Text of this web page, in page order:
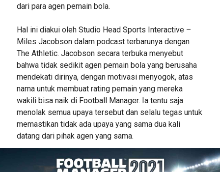
dari para agen pemain bola.
Hal ini diakui oleh Studio Head Sports Interactive –
Miles Jacobson dalam podcast terbarunya dengan
The Athletic. Jacobson secara terbuka menyebut
bahwa tidak sedikit agen pemain bola yang berusaha
mendekati dirinya, dengan motivasi menyogok, atas
nama untuk membuat rating pemain yang mereka
wakili bisa naik di Football Manager. Ia tentu saja
menolak semua upaya tersebut dan selalu tegas untuk
memastikan tidak ada upaya yang sama dua kali
datang dari pihak agen yang sama.